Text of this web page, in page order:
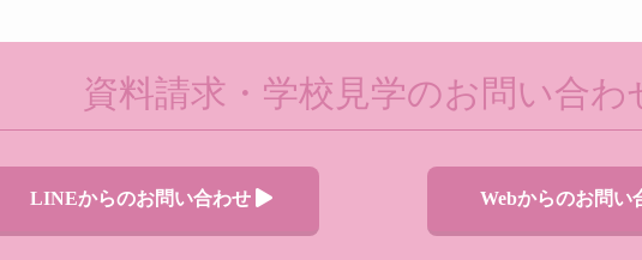
資料請求・学校見学のお問い合わ
LINEからのお問い合わせ Webからのお問い